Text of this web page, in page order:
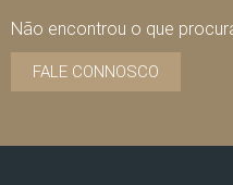
Não encontrou o que
FALE CONNOSCO